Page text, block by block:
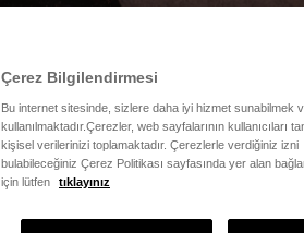
Çerez Bilgilendirmesi
Bu internet sitesinde, sizlere daha iyi hizmet sunabilmek
kullanılmaktadır.Çerezler, web sayfalarının kullanıcıları
kişisel verilerinizi toplamaktadır. Çerezlerle verdiğiniz izni
bulabileceğiniz Çerez Politikası sayfasında yer alan
için lütfen
tıklayınız